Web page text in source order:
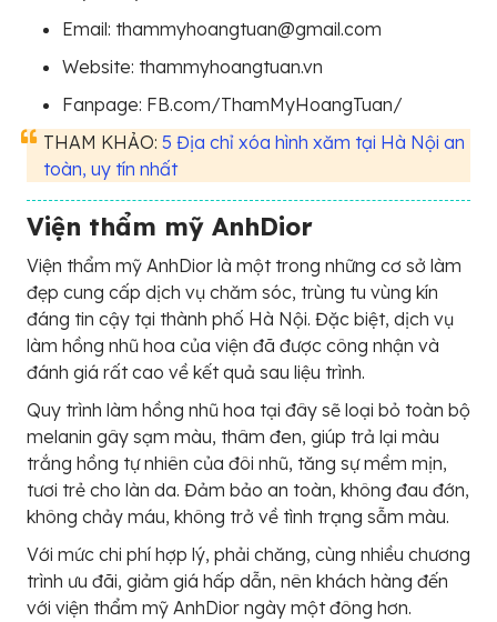
Email: thammyhoangtuan@gmail.com
Website: thammyhoangtuan.vn
Fanpage: FB.com/ThamMyHoangTuan/
THAM KHẢO: 5 Địa chỉ xóa hình xăm tại Hà Nội an
toàn, uy tín nhất
Viện thẩm mỹ AnhDior
Viện thẩm mỹ AnhDior là một trong những cơ sở làm
đẹp cung cấp dịch vụ chăm sóc, trùng tu vùng kín
đáng tin cậy tại thành phố Hà Nội. Đặc biệt, dịch vụ
làm hồng nhũ hoa của viện đã được công nhận và
đánh giá rất cao về kết quả sau liệu trình.
Quy trình làm hồng nhũ hoa tại đây sẽ loại bỏ toàn bộ
melanin gây sạm màu, thâm đen, giúp trả lại màu
trắng hồng tự nhiên của đôi nhũ, tăng sự mềm mịn,
tươi trẻ cho làn da. Đảm bảo an toàn, không đau đớn,
không chảy máu, không trở về tình trạng sẫm màu.
Với mức chi phí hợp lý, phải chăng, cùng nhiều chương
trình ưu đãi, giảm giá hấp dẫn, nên khách hàng đến
với viện thẩm mỹ AnhDior ngày một đông hơn.